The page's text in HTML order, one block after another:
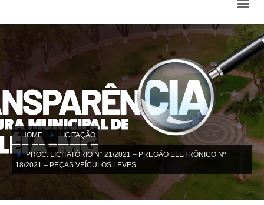
HOME LICITAÇÃO
PROC. LICITATÓRIO N° 21/2021 – PREGÃO ELETRÔNICO Nº
18/2021 – PEÇAS VEÍCULOS LEVES